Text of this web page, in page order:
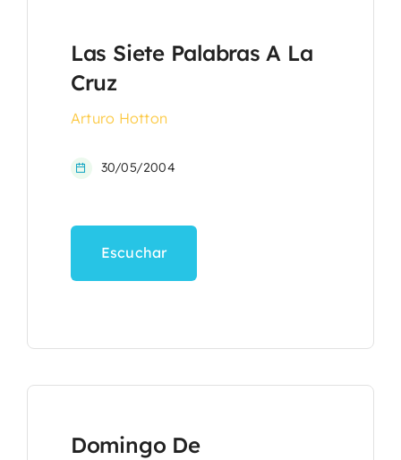
Las Siete Palabras A La
Cruz
Arturo Hotton
30/05/2004
Escuchar
Domingo De